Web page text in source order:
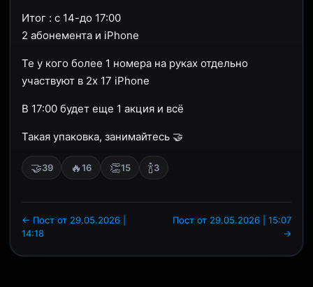
Итог : с 14-до 17:00
2 абонемента и iPhone
Те у кого более 1 номера на руках отдельно
участвуют в 2х 17 iPhone
В 17:00 будет еще 1 акция и всё
Такая упаковка, занимайтесь 🤝
🤝39 🔥16 👏15 🍾3
← Пост от 29.05.2026 |
14:18
Пост от 29.05.2026 | 15:07
→